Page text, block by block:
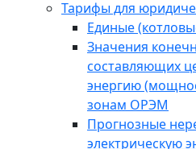
Тарифы для
Единые
Значения
составляющих
энергию
зонам ОРЭМ
Прогнозные
электрическую